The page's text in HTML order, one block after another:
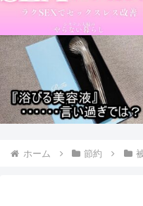
ホーム 節約